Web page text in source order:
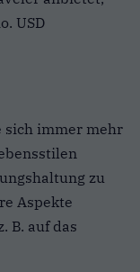
USD
sich immer mehr
zu
Aspekte
B. auf das